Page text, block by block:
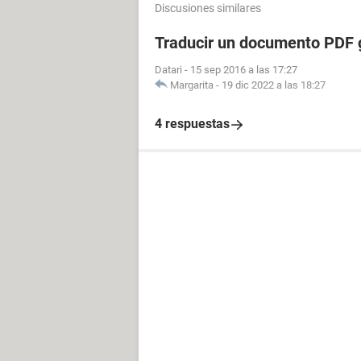
Discusiones similares
Traducir un documento PDF
Datari - 15 sep 2016 a las 17:27
Margarita - 19 dic 2022 a las 18:27
4 respuestas